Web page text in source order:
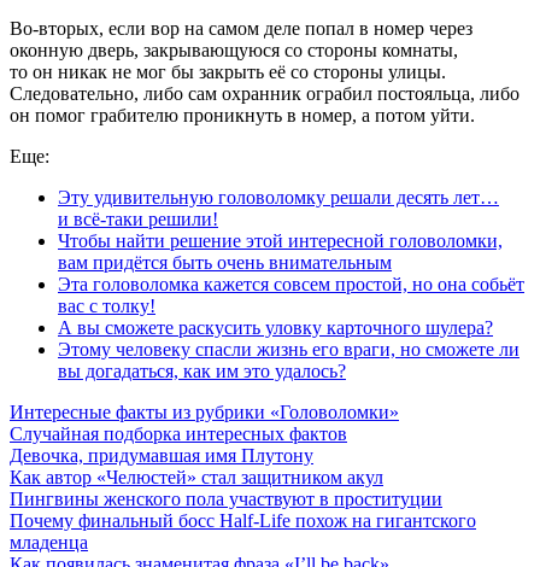
Во-вторых, если вор на самом деле попал в номер через
оконную дверь, закрывающуюся со стороны комнаты,
то он никак не мог бы закрыть её со стороны улицы.
Следовательно, либо сам охранник ограбил постояльца, либо
он помог грабителю проникнуть в номер, а потом уйти.
Еще:
Эту удивительную головоломку решали десять лет…
и всё-таки решили!
Чтобы найти решение этой интересной головоломки,
вам придётся быть очень внимательным
Эта головоломка кажется совсем простой, но она собьёт
вас с толку!
А вы сможете раскусить уловку карточного шулера?
Этому человеку спасли жизнь его враги, но сможете ли
вы догадаться, как им это удалось?
Интересные факты из рубрики «Головоломки»
Случайная подборка интересных фактов
Девочка, придумавшая имя Плутону
Как автор «Челюстей» стал защитником акул
Пингвины женского пола участвуют в проституции
Почему финальный босс Half-Life похож на гигантского
младенца